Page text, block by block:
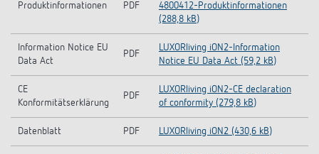
Produktinformationen PDF
4800412-Produktinformationen
(288,8 kB)
Information Notice EU
Data Act
PDF
LUXORliving iON2-Information
Notice EU Data Act (59,2 kB)
CE
Konformitätserklärung
PDF
LUXORliving iON2-CE declaration
of conformity (279,8 kB)
Datenblatt PDF LUXORliving iON2 (430,6 kB)